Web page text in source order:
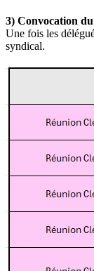
3) Convocation
Une fois les
syndical.